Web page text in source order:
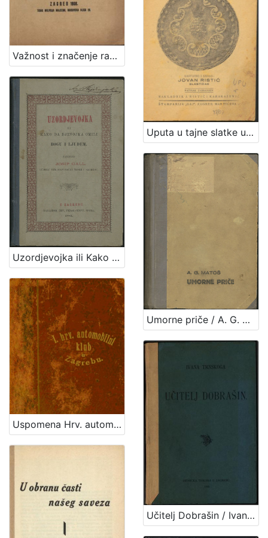
Važnost i značenje radničkih udruženja / Vilim Bukšeg
Uzordjevojka ili Kako da djevojka omili Bogu i ljudem / sastavio Josip Gall
Uspomena Hrv. automobilsk. kluba u Zagrebu
Uputa u tajne slatke umjetnosti : [150 izabranih najfinijih recepta za kolače] / sastavio i izdao Jovan Ristić
Umorne priče / A. G. Matoš
Učitelj Dobrašin / Ivana Trnskoga